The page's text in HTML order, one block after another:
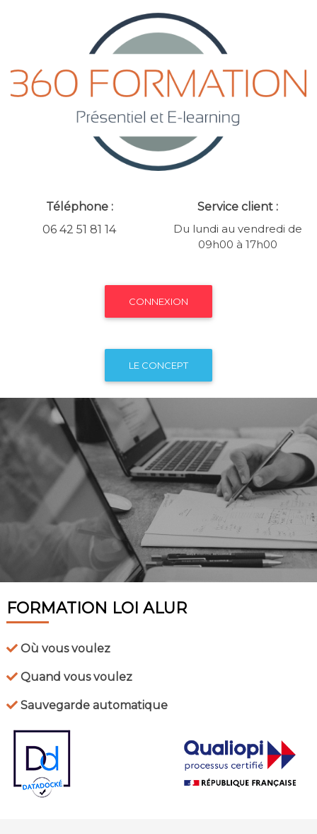
Téléphone :
06 42 51 81 14
Service client :
Du lundi au vendredi de
09h00 à 17h00
CONNEXION
LE CONCEPT
FORMATION LOI ALUR
Où vous voulez
Quand vous voulez
Sauvegarde automatique